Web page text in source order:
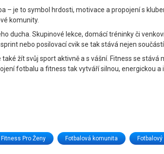
– je to symbol hrdosti, motivace a propojení s
komunity.
ducha. Skupinové lekce, domácí tréninky či
nebo posilovací cvik se tak stává nejen
žít svůj sport aktivně a s vášní. Fitness se
fotbalu a fitness tak vytváří silnou, energickou
Fitness Pro Ženy Fotbalová komunita